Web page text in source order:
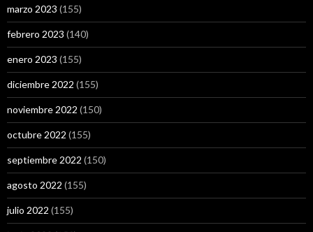
marzo 2023 (155)
febrero 2023 (140)
enero 2023 (155)
diciembre 2022 (155)
noviembre 2022 (150)
octubre 2022 (155)
septiembre 2022 (150)
agosto 2022 (155)
julio 2022 (155)